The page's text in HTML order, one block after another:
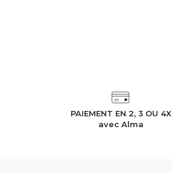
PAIEMENT EN 2, 3 OU 4X
avec Alma